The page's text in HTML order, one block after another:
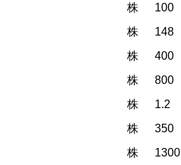
株
100
株
148
株
400
株
800
株
1.2
株
350
株
1300